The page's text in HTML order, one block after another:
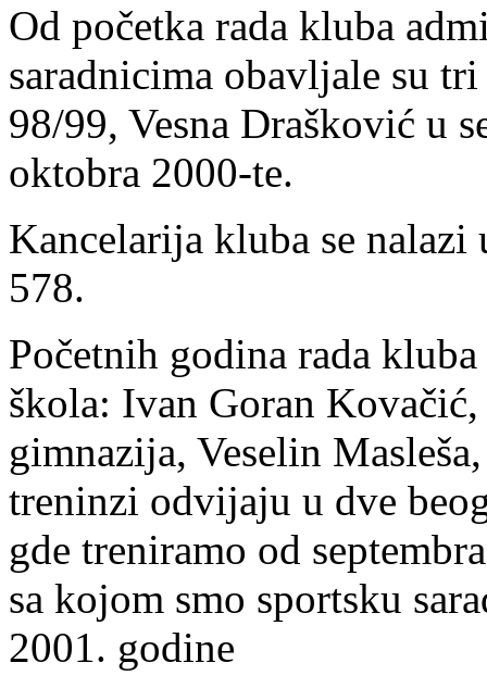
Od početka rada kluba
saradnicima obavljale su
98/99, Vesna Drašković u
oktobra 2000-te.
Kancelarija kluba se
578.
Početnih godina rada
škola: Ivan Goran
gimnazija, Veselin
treninzi odvijaju u dve
gde treniramo od
sa kojom smo sportsku
2001. godine